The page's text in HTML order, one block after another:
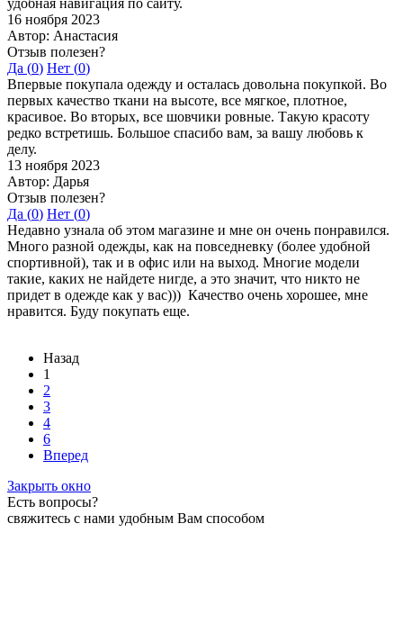
16 ноября 2023
Автор: Анастасия
Отзыв полезен?
Да (0) Нет (0)
Впервые покупала одежду и осталась довольна покупкой. Во
первых качество ткани на высоте, все мягкое, плотное,
красивое. Во вторых, все шовчики ровные. Такую красоту
редко встретишь. Большое спасибо вам, за вашу любовь к
делу.
13 ноября 2023
Автор: Дарья
Отзыв полезен?
Да (0) Нет (0)
Недавно узнала об этом магазине и мне он очень понравился.
Много разной одежды, как на повседневку (более удобной
спортивной), так и в офис или на выход. Многие модели
такие, каких не найдете нигде, а это значит, что никто не
придет в одежде как у вас))) Качество очень хорошее, мне
нравится. Буду покупать еще.
Назад
1
2
3
4
6
Вперед
Закрыть окно
Есть вопросы?
свяжитесь с нами удобным Вам способом